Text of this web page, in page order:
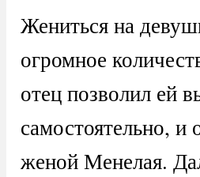
Жениться на
огромное
отец позволил ей
самостоятельно, и
женой Менелая.